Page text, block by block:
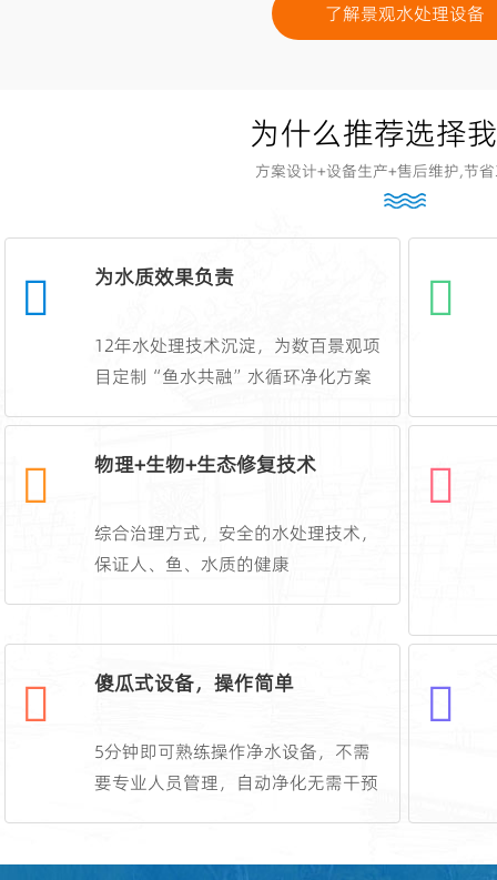
了解景观水处理设备
为什么推荐选择
方案设计+设备生产+售后维护,节
为水质效果负责
12年水处理技术沉淀，为数百景观项
目定制“鱼水共融”水循环净化方案
物理+生物+生态修复技术
综合治理方式，安全的水处理技术，
保证人、鱼、水质的健康
傻瓜式设备，操作简单
5分钟即可熟练操作净水设备，不需
要专业人员管理，自动净化无需干预